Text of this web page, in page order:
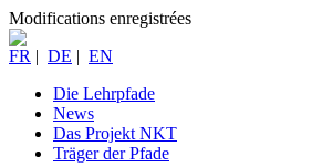
Modifications enregistrées
FR | DE | EN
Die Lehrpfade
News
Das Projekt NKT
Träger der Pfade